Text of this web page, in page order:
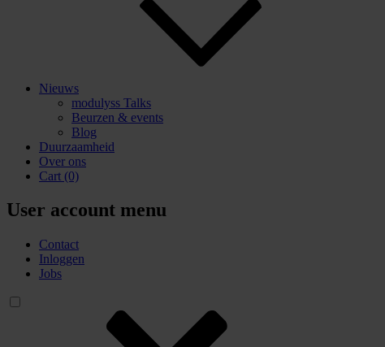
Nieuws
modulyss Talks
Beurzen & events
Blog
Duurzaamheid
Over ons
Cart (0)
User account menu
Contact
Inloggen
Jobs